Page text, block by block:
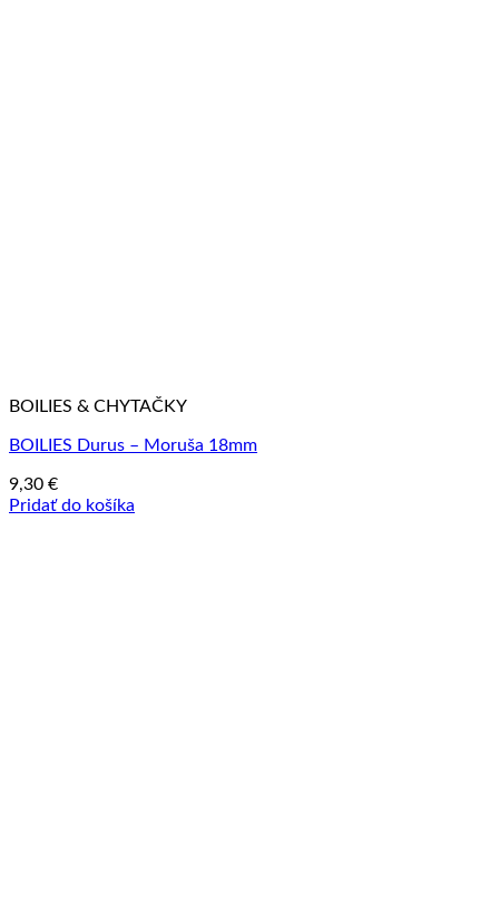
BOILIES & CHYTAČKY
BOILIES Durus – Moruša 18mm
9,30 €
Pridať do košíka